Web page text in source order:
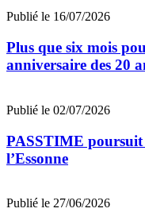
Publié le 16/07/2026
Plus que six mois
anniversaire des 20
Publié le 02/07/2026
PASSTIME poursuit
l’Essonne
Publié le 27/06/2026